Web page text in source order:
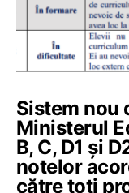
Sistem nou
Ministerul
B, C, D1 și
notelor
către toți